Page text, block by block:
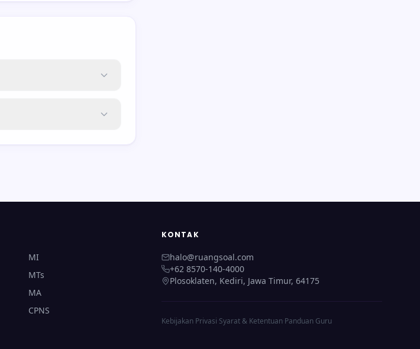
MI
MTs
MA
CPNS
KONTAK
halo@ruangsoal.com
+62 8570-140-4000
Plosoklaten, Kediri, Jawa Timur, 64175
Kebijakan Privasi Syarat & Ketentuan· Panduan Guru